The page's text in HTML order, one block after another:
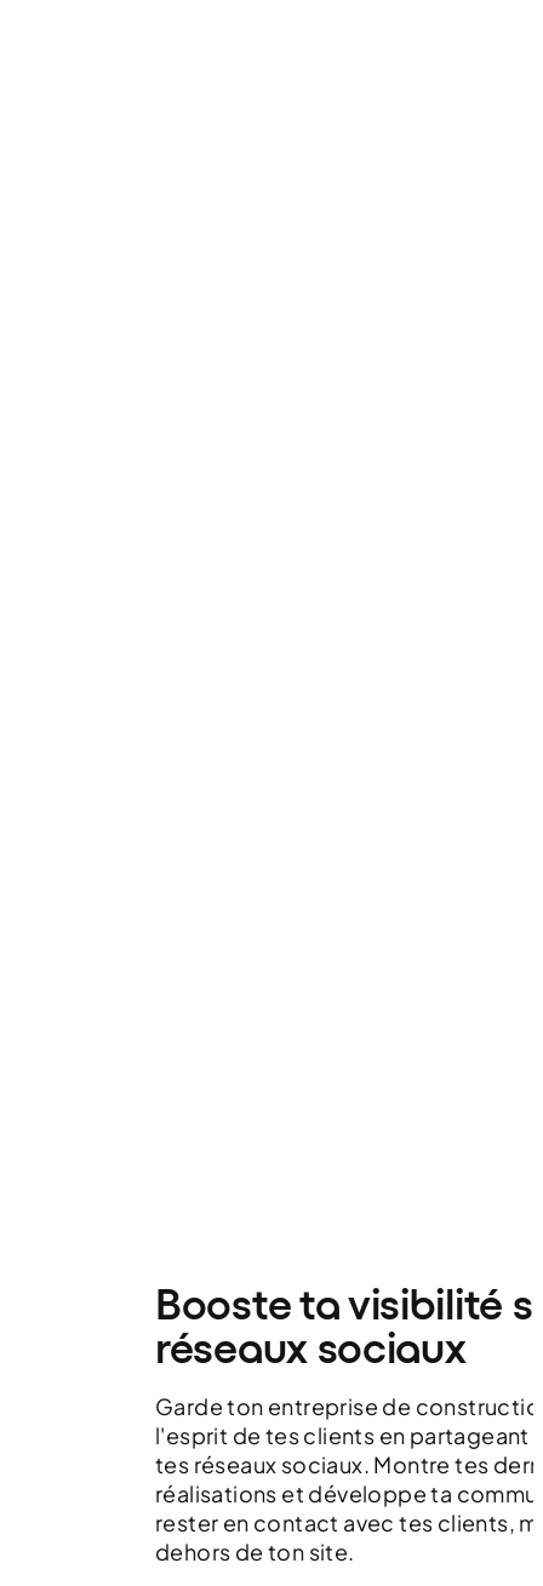
Booste ta visibilité
réseaux sociaux
Garde ton entreprise de
l'esprit de tes clients en partageant
tes réseaux sociaux. Montre tes
réalisations et développe ta
rester en contact avec tes clients,
dehors de ton site.